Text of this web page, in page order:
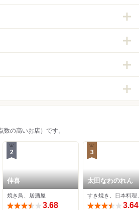
数の高いお店）です。
2
伸喜
焼き鳥、居酒屋
3.68
3
太田なわのれん
3.64